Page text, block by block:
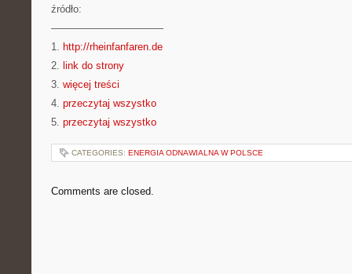
źródło:
———————————
1. http://rheinfanfaren.de
2. link do strony
3. więcej treści
4. przeczytaj wszystko
5. przeczytaj wszystko
CATEGORIES: ENERGIA ODNAWIALNA W POLSCE
Comments are closed.